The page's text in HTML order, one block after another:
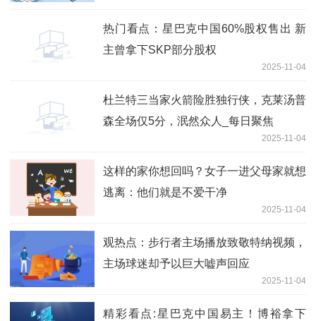
热门看点：星巴克中国60%股权售出 新
主曾拿下SKP部分股权
2025-11-04
杜兰特三当家火箭险胜独行侠，克莱汤普
森全场仅5分，泯然众人_每日聚焦
2025-11-04
这样的家你想回吗？女子一进父母家就想
逃离：他们就是不爱干净
2025-11-04
观热点：步行者主场播放致敬特纳视频，
主场球迷却予以巨大嘘声回应
2025-11-04
精彩看点:星巴克中国易主！博裕拿下